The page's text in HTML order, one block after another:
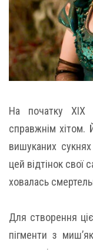
На початку XIX
справжнім хітом.
вишуканих
цей відтінок свої
ховалась
Для створення
пігменти з